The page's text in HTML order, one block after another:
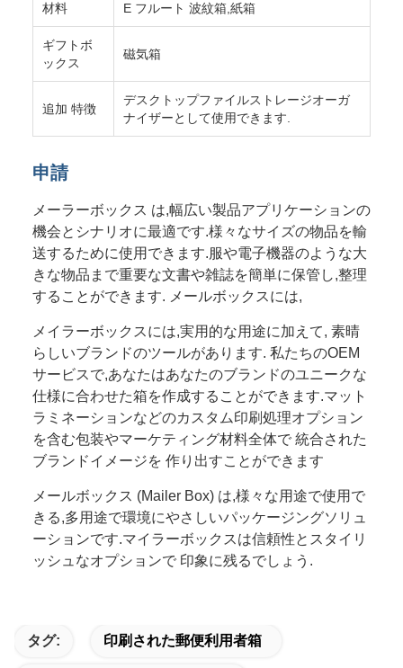
材料 E フルート 波紋箱,紙箱
ギフトボ
ックス
磁気箱
追加 特徴
デスクトップファイルストレージオーガ
ナイザーとして使用できます.
申請
メーラーボックス は,幅広い製品アプリケーションの
機会とシナリオに最適です.様々なサイズの物品を輸
送するために使用できます.服や電子機器のような大
きな物品まで重要な文書や雑誌を簡単に保管し,整理
することができます. メールボックスには,
メイラーボックスには,実用的な用途に加えて, 素晴
らしいブランドのツールがあります. 私たちのOEM
サービスで,あなたはあなたのブランドのユニークな
仕様に合わせた箱を作成することができます.マット
ラミネーションなどのカスタム印刷処理オプション
を含む包装やマーケティング材料全体で 統合された
ブランドイメージを 作り出すことができます
メールボックス (Mailer Box) は,様々な用途で使用で
きる,多用途で環境にやさしいパッケージングソリュ
ーションです.マイラーボックスは信頼性とスタイリ
ッシュなオプションで 印象に残るでしょう.
タグ: 印刷された郵便利用者箱